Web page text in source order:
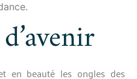
en beauté les ongles des